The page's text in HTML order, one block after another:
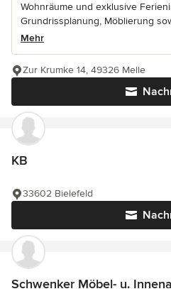
Wohnräume und exklusive
Grundrissplanung, Möblierung
Mehr
Zur Krumke 14, 49326 Melle
KB
33602 Bielefeld
Schwenker Möbel- u.